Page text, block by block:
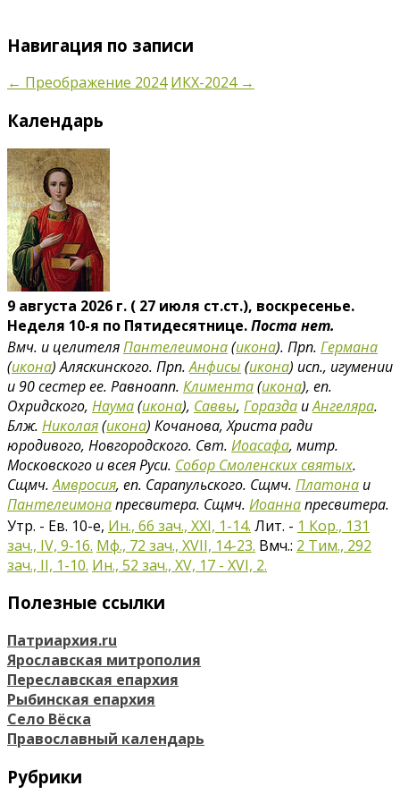
Навигация по записи
← Преображение 2024 ИКХ-2024 →
Календарь
9 августа 2026 г. ( 27 июля ст.ст.), воскресенье.
Неделя 10-я по Пятидесятнице.Поста нет.
Вмч. и целителяПантелеимона(икона). Прп. Германа
(икона) Аляскинского. Прп.Анфисы (икона) исп., игумении
и 90 сестер ее. Равноапп. Климента(икона), еп.
Охридского, Наума(икона), Саввы, Горазда иАнгеляра.
Блж. Николая(икона) Кочанова, Христа ради
юродивого, Новгородского. Свт. Иоасафа, митр.
Московского и всея Руси. Собор Смоленских святых.
Сщмч.Амвросия, еп. Сарапульского. Сщмч. Платона и
Пантелеимонапресвитера. Сщмч. Иоаннапресвитера.
Утр. - Ев. 10-е, Ин., 66 зач., XXI, 1-14. Лит. - 1 Кор., 131
зач., IV, 9-16. Мф., 72 зач., XVII, 14-23. Вмч.: 2 Тим., 292
зач., II, 1-10. Ин., 52 зач., XV, 17 - XVI, 2.
Полезные ссылки
Патриархия.ru
Ярославская митрополия
Переславская епархия
Рыбинская епархия
Село Вёска
Православный календарь
Рубрики